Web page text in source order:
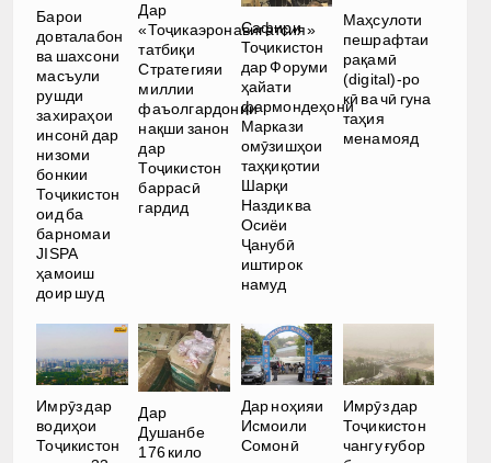
Барои
довталабон
ва шахсони
масъули
рушди
захираҳои
инсонӣ дар
низоми
бонкии
Тоҷикистон
оид ба
барномаи
JISPA
ҳамоиш
доир шуд
Дар
«Тоҷикаэронавигатсия»
татбиқи
Стратегияи
миллии
фаъолгардонии
нақши занон
дар
Тоҷикистон
баррасӣ
гардид
Сафири
Тоҷикистон
дар Форуми
ҳайати
фармондеҳони
Маркази
омӯзишҳои
таҳқиқотии
Шарқи
Наздик ва
Осиёи
Ҷанубӣ
иштирок
намуд
Маҳсулоти
пешрафтаи
рақамӣ
(digital)-ро
кӣ ва чӣ гуна
таҳия
менамояд
Имрӯз дар
водиҳои
Тоҷикистон
Дар
Душанбе
176 кило
Дар ноҳияи
Исмоили
Сомонӣ
Имрӯз дар
Тоҷикистон
чангу ғубор